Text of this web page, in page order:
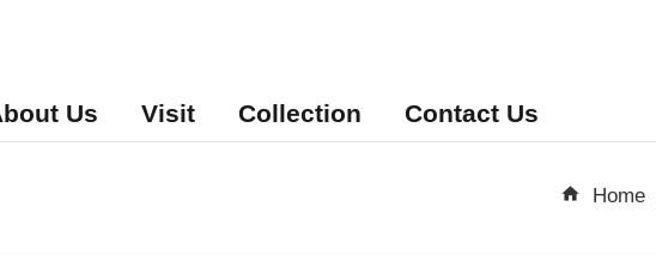
Us Visit Collection Contact Us
Home